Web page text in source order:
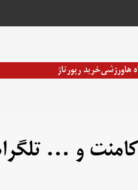
هاورزشیخرید رپورتاژ
و …